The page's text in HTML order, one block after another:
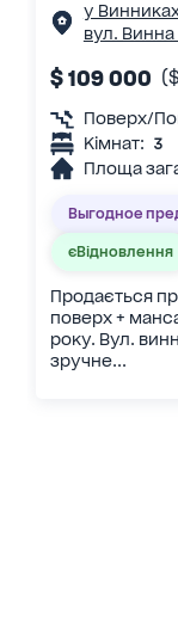
у
вул. Винна
$ 109 000
Поверх/
Кімнат: 3
Площа
Выгодное
єВідновлення
Продається
поверх +
року. Вул.
зручне...